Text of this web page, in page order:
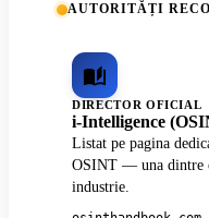
AUTORITĂȚI
DIRECTOR OFICIAL
i-Intelligence
Listat pe pagina
OSINT — una dintre
industrie.